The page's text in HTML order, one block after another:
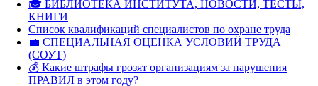
🎓 БИБЛИОТЕКА ИНСТИТУТА, НОВОСТИ, ТЕСТЫ,
КНИГИ
Список квалификаций специалистов по охране труда
💼 СПЕЦИАЛЬНАЯ ОЦЕНКА УСЛОВИЙ ТРУДА
(СОУТ)
💰 Какие штрафы грозят организациям за нарушения
ПРАВИЛ в этом году?